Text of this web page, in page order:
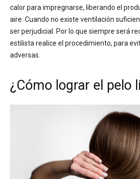
calor para impregnarse, liberando el
aire. Cuando no existe ventilación
ser perjudicial. Por lo que siempre será
estilista realice el procedimiento, para
adversas.
¿Cómo lograr el pelo